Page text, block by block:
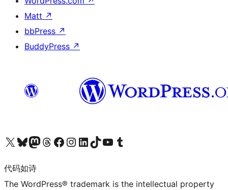
Matt ↗
bbPress ↗
BuddyPress ↗
关注我们的 X（原 Twitter）账号访问我们的 Bluesky 账号关注我们的 Mastodon 账号访问我们的 Threads 账号 访问我们的 Facebook 公共主页关注我们的 Instagram 账号 关注我们的 LinkedIn 主页访问我们的 TikTok 账号访问我们的 YouTube 频道 访问我们的 Tumblr 账号
代码如诗
The WordPress® trademark is the intellectual property